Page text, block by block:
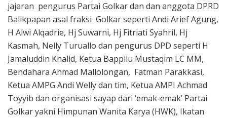
jajaran pengurus Partai Golkar dan dan anggota DPRD
Balikpapan asal fraksi Golkar seperti Andi Arief Agung,
H Alwi Alqadrie, Hj Suwarni, Hj Fitriati Syahril, Hj
Kasmah, Nelly Turuallo dan pengurus DPD seperti H
Jamaluddin Khalid, Ketua Bappilu Mustaqim LC MM,
Bendahara Ahmad Mallolongan, Fatman Parakkasi,
Ketua AMPG Andi Welly dan tim, Ketua AMPI Achmad
Toyyib dan organisasi sayap dari ‘emak-emak’ Partai
Golkar yakni Himpunan Wanita Karya (HWK), Ikatan